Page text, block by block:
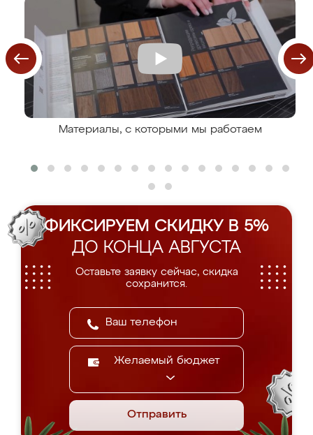
Материалы, с которыми мы работаем
ФИКСИРУЕМ СКИДКУ В 5%
ДО КОНЦА АВГУСТА
Оставьте заявку сейчас, скидка
сохранится.
Желаемый бюджет
Отправить